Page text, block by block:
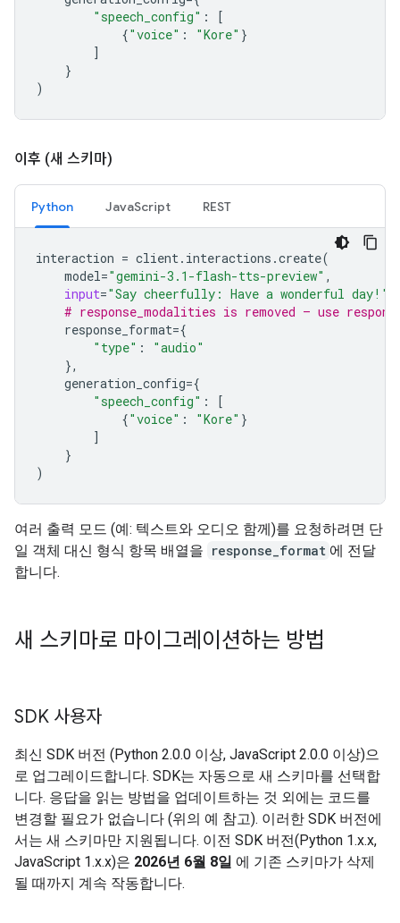
"speech_config" :
[
{"voice" : "Kore" }
]
}
)
이후 (새 스키마)
Python JavaScript REST
interaction = client. interactions .create(
model="gemini-3.1-flash-tts-preview" ,
input="Say cheerfully: Have a wonderful day!"
# response_modalities is removed — use
response_format={
"type" :
"audio"
},
generation_config={
"speech_config" :
[
{"voice" : "Kore" }
]
}
)
여러 출력 모드 (예: 텍스트와 오디오 함께)를 요청하려면 단
일 객체 대신 형식 항목 배열을 response_format 에 전달
합니다.
새 스키마로 마이그레이션하는 방법
SDK 사용자
최신 SDK 버전 (Python 2.0.0 이상, JavaScript 2.0.0 이상)으
로 업그레이드합니다. SDK는 자동으로 새 스키마를 선택합
니다. 응답을 읽는 방법을 업데이트하는 것 외에는 코드를
변경할 필요가 없습니다 (위의 예 참고). 이러한 SDK 버전에
서는 새 스키마만 지원됩니다. 이전 SDK 버전(Python 1.x.x,
JavaScript 1.x.x)은 2026년 6월 8일 에 기존 스키마가 삭제
될 때까지 계속 작동합니다.